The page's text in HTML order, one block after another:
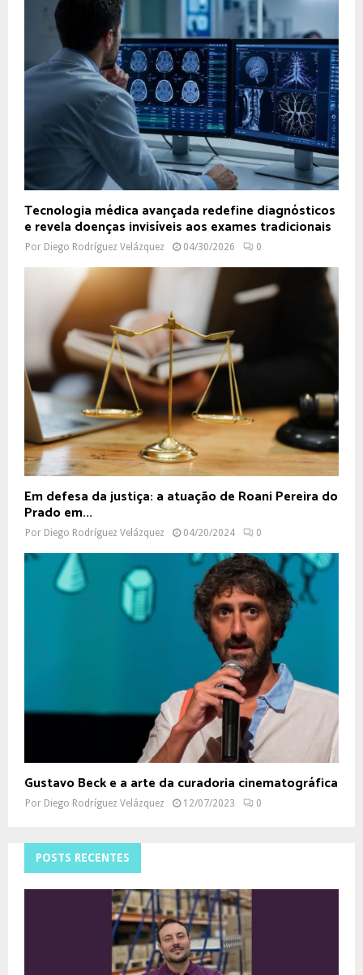
Tecnologia médica avançada redefine diagnósticos
e revela doenças invisíveis aos exames tradicionais
Por Diego Rodríguez Velázquez 04/30/2026 0
Em defesa da justiça: a atuação de Roani Pereira do
Prado em...
Por Diego Rodríguez Velázquez 04/20/2024 0
Gustavo Beck e a arte da curadoria cinematográfica
Por Diego Rodríguez Velázquez 12/07/2023 0
POSTS RECENTES